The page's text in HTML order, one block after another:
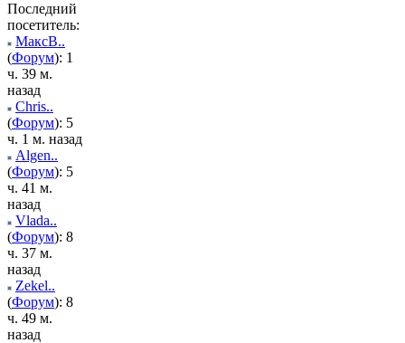
Последний
посетитель:
МаксВ..
(Форум): 1
ч. 39 м.
назад
Chris..
(Форум): 5
ч. 1 м. назад
Algen..
(Форум): 5
ч. 41 м.
назад
Vlada..
(Форум): 8
ч. 37 м.
назад
Zekel..
(Форум): 8
ч. 49 м.
назад